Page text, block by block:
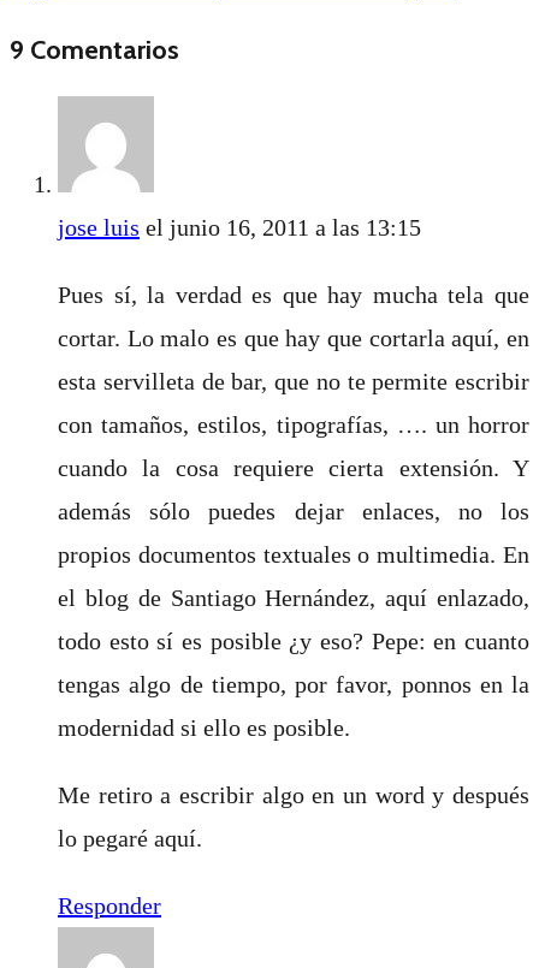
9 Comentarios
jose luis el junio 16, 2011 a las 13:15
Pues sí, la verdad es que hay mucha tela que
cortar. Lo malo es que hay que cortarla aquí, en
esta servilleta de bar, que no te permite escribir
con tamaños, estilos, tipografías, …. un horror
cuando la cosa requiere cierta extensión. Y
además sólo puedes dejar enlaces, no los
propios documentos textuales o multimedia. En
el blog de Santiago Hernández, aquí enlazado,
todo esto sí es posible ¿y eso? Pepe: en cuanto
tengas algo de tiempo, por favor, ponnos en la
modernidad si ello es posible.
Me retiro a escribir algo en un word y después
lo pegaré aquí.
Responder